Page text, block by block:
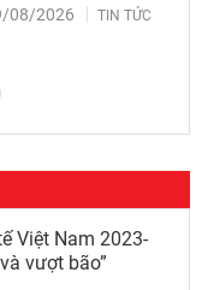
08/2026 TIN TỨC
Việt Nam 2023-
vượt bão”